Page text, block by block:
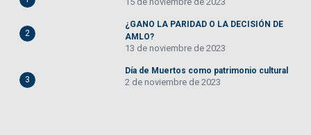
2
¿GANO LA PARIDAD O LA DECISIÓN DE
AMLO?
13 de noviembre de 2023
3
Día de Muertos como patrimonio cultural
2 de noviembre de 2023